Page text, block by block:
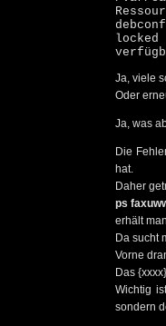
Ja, viele
Oder
Ja, was
Die
hat.
Daher
ps
erhält
Da sucht
Vorne
Das
Wichtig
sondern